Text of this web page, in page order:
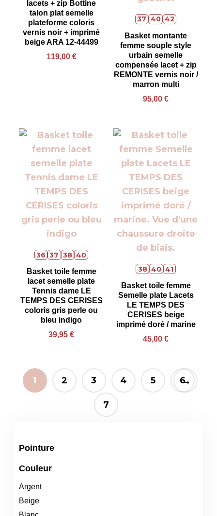
lacets + zip Bottine
talon plat semelle
plateforme coloris
vernis noir + imprimé
beige ARA 12-44499
119,00 €
37 40 42
Basket montante
femme souple style
urbain semelle
compensée lacet + zip
REMONTE vernis noir /
marron multi
95,00 €
36 37 38 40
Basket toile femme
lacet semelle plate
Tennis dame LE
TEMPS DES CERISES
coloris gris perle ou
bleu indigo
39,95 €
38 40 41
Basket toile femme
Semelle plate Lacets
LE TEMPS DES
CERISES beige
imprimé doré / marine
45,00 €
1 2 3 4 5 6
7
→
Pointure
Couleur
Argent
Beige